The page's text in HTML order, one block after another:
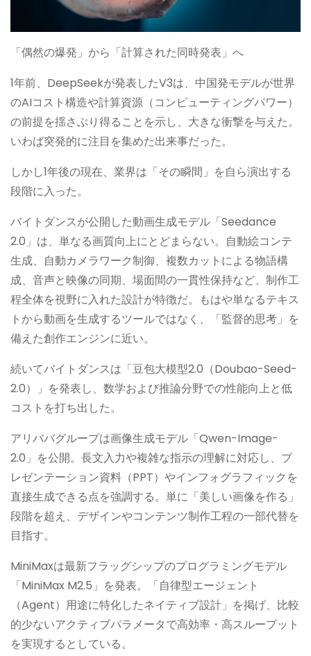
「偶然の爆発」から「計算された同時発表」へ
1年前、DeepSeekが発表したV3は、中国発モデルが世界
のAIコスト構造や計算資源（コンピューティングパワー）
の前提を揺さぶり得ることを示し、大きな衝撃を与えた。
いわば突発的に注目を集めた出来事だった。
しかし1年後の現在、業界は「その瞬間」を自ら演出する
段階に入った。
バイトダンスが公開した動画生成モデル「Seedance
2.0」は、単なる画質向上にとどまらない。自動絵コンテ
生成、自動カメラワーク制御、複数カットによる物語構
成、音声と映像の同期、場面間の一貫性保持など、制作工
程全体を視野に入れた設計が特徴だ。もはや単なるテキス
トから動画を生成するツールではなく、「監督的思考」を
備えた創作エンジンに近い。
続いてバイトダンスは「豆包大模型2.0（Doubao-Seed-
2.0）」を発表し、数学および推論分野での性能向上と低
コストを打ち出した。
アリババグループは画像生成モデル「Qwen-Image-
2.0」を公開。長文入力や複雑な指示の理解に対応し、プ
レゼンテーション資料（PPT）やインフォグラフィックを
直接生成できる点を強調する。単に「美しい画像を作る」
段階を超え、デザインやコンテンツ制作工程の一部代替を
目指す。
MiniMaxは最新フラッグシップのプログラミングモデル
「MiniMax M2.5」を発表。「自律型エージェント
（Agent）用途に特化したネイティブ設計」を掲げ、比較
的少ないアクティブパラメータで高効率・高スループット
を実現するとしている。